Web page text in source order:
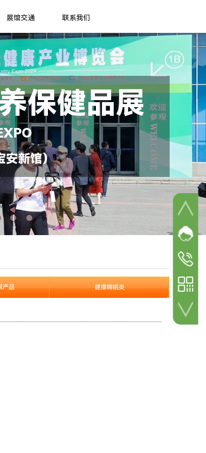
展馆交通 联系我们
保健品展
新馆）
产品 健康睡眠类
网站客
参观咨询
参展咨询